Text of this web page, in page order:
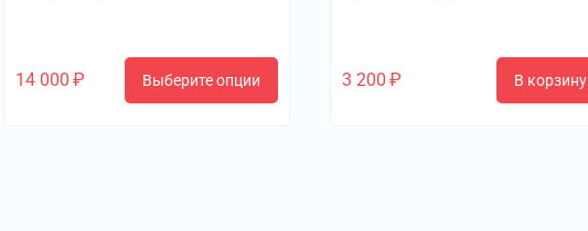
14 000 ₽ Выберите опции 3 200 ₽ В корзину